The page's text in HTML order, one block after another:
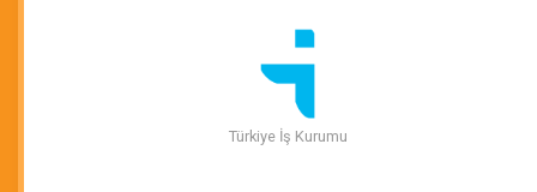
Türkiye İş Kurumu